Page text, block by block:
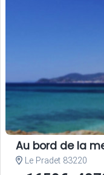
Au bord de la
Le Pradet 83220